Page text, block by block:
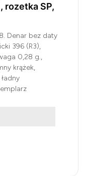
rozetka SP,
Denar bez daty
396 (R3),
0,28 g.,
krążek,